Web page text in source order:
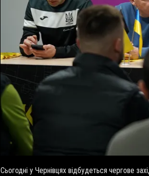
Сьогодні у Чернівцях відбудеться чергове